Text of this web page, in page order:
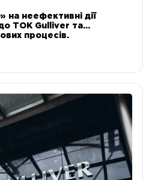
на неефективні дії
ТОК Gulliver та
процесів.